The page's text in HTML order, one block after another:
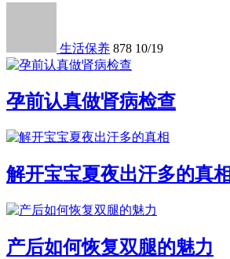
生活保养 878 10/19
孕前认真做肾病检查
解开宝宝夏夜出汗多的真相
产后如何恢复双腿的魅力